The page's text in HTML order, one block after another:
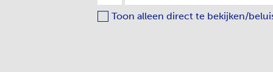
Toon alleen direct te bekijken/